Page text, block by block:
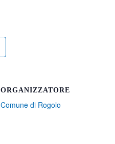
ORGANIZZATORE
Comune di Rogolo